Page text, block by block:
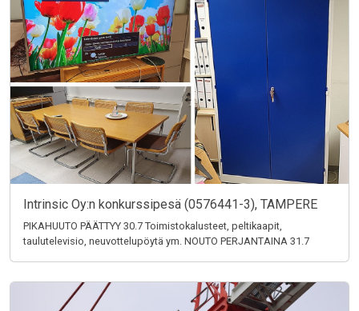
Intrinsic Oy:n konkurssipesä (0576441-3), TAMPERE
PIKAHUUTO PÄÄTTYY 30.7 Toimistokalusteet, peltikaapit,
taulutelevisio, neuvottelupöytä ym. NOUTO PERJANTAINA 31.7